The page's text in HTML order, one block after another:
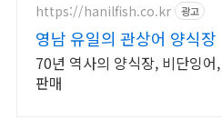
https://hanilfish.co.kr 광고
영남 유일의 관상어 양식장
70년 역사의 양식장, 비단잉
판매